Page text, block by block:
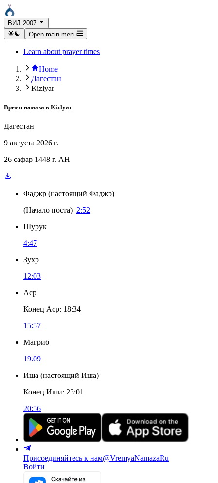
ВИЛ 2007
Open main menu
Learn about prayer times
Home
Дагестан
Kizlyar
Время намаза в Kizlyar
Дагестан
9 августа 2026 г.
26 сафар 1448 г. AH
Фаджр (настоящий Фаджр)
(Начало поста) 2:52
Шурук
4:47
Зухр
12:03
Аср
Конец Аср: 18:34
15:57
Магриб
19:09
Иша (настоящий Иша)
Конец Иши: 23:01
20:56
Присоединяйтесь к нам@VremyaNamazaRu
Войти